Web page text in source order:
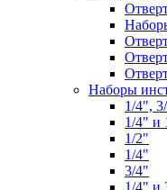
Наборы
1/4",
1/4" и
1/2"
1/4"
3/4"
1/4" и